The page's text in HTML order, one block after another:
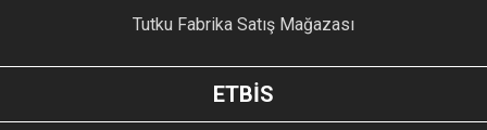
Tutku Fabrika Satış Mağazası
ETBİS